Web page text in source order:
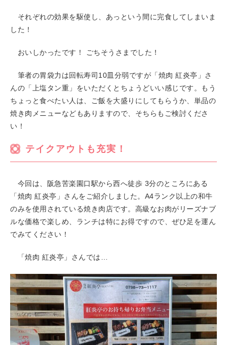
それぞれの効果を駆使し、あっという間に完食してしまいま
した！
おいしかったです！ ごちそうさまでした！
筆者の胃袋力は回転寿司10皿分弱ですが「焼肉 紅炎亭」さ
んの「上塩タン重」をいただくとちょうどいい感じです。もう
ちょっと食べたい人は、ご飯を大盛りにしてもらうか、単品の
焼き肉メニューなどもありますので、そちらもご検討くださ
い！
テイクアウトも充実！
今回は、阪急苦楽園口駅から西へ徒歩 3分のところにある
「焼肉 紅炎亭」さんをご紹介しました。A4ランク以上の和牛
のみを使用されている焼き肉店です。高級なお肉がリーズナブ
ルな価格で楽しめ、ランチは特にお得ですので、ぜひ足を運ん
でみてください！
「焼肉 紅炎亭」さんでは…